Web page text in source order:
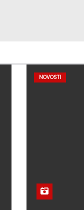
NOVOSTI